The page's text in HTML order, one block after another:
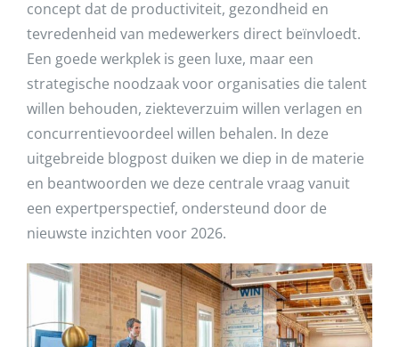
concept dat de productiviteit, gezondheid en
tevredenheid van medewerkers direct beïnvloedt.
Een goede werkplek is geen luxe, maar een
strategische noodzaak voor organisaties die talent
willen behouden, ziekteverzuim willen verlagen en
concurrentievoordeel willen behalen. In deze
uitgebreide blogpost duiken we diep in de materie
en beantwoorden we deze centrale vraag vanuit
een expertperspectief, ondersteund door de
nieuwste inzichten voor 2026.